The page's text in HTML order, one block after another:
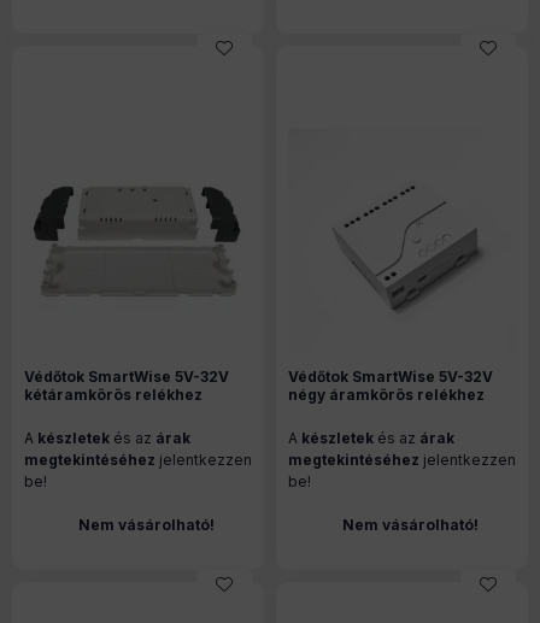
Védőtok SmartWise 5V-32V
kétáramkörös relékhez
A készletek és az árak
megtekintéséhez jelentkezzen
be!
Nem vásárolható!
Védőtok SmartWise 5V-32V
négy áramkörös relékhez
A készletek és az árak
megtekintéséhez jelentkezzen
be!
Nem vásárolható!